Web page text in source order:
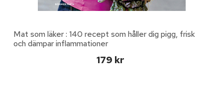
Mat som läker : 140 recept som håller dig pigg, frisk
och dämpar inflammationer
179 kr